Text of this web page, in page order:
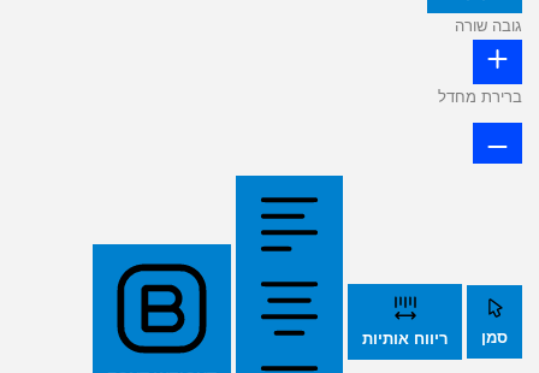
גובה שורה
ברירת מחדל
סמן ריווח אותיות